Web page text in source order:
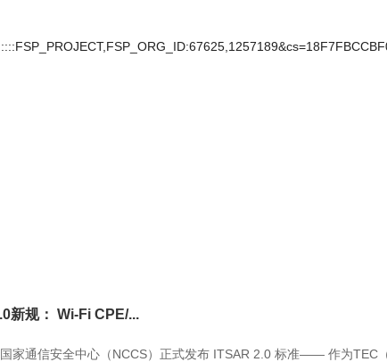
新规： Wi-Fi CPE/...
家通信安全中心（NCCS）正式发布 ITSAR 2.0 标准—— 作为TEC